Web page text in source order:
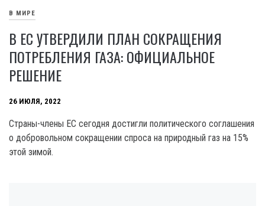
В МИРЕ
В ЕС УТВЕРДИЛИ ПЛАН СОКРАЩЕНИЯ
ПОТРЕБЛЕНИЯ ГАЗА: ОФИЦИАЛЬНОЕ
РЕШЕНИЕ
26 ИЮЛЯ, 2022
Страны-члены ЕС сегодня достигли политического соглашения
о добровольном сокращении спроса на природный газ на 15%
этой зимой.